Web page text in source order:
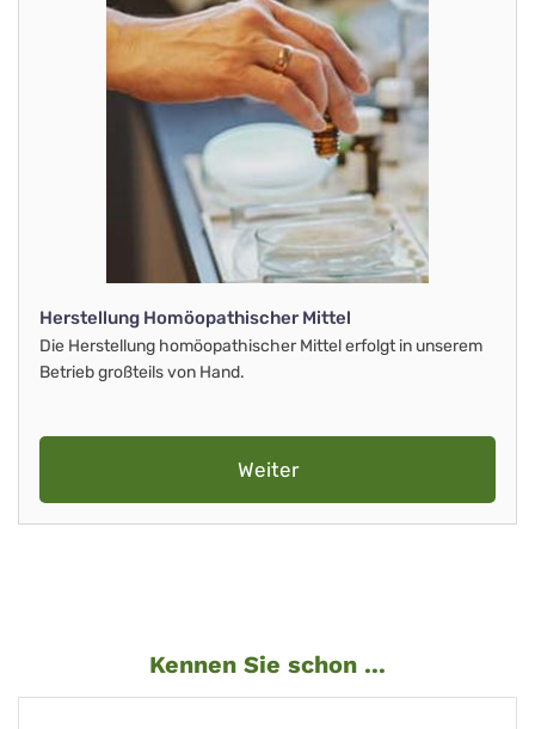
Herstellung Homöopathischer Mittel
Die Herstellung homöopathischer Mittel erfolgt in unserem
Betrieb großteils von Hand.
Weiter
Kennen Sie schon ...